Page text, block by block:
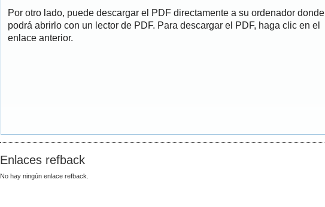
Por otro lado, puede descargar el PDF directamente a su ordenador donde
podrá abrirlo con un lector de PDF. Para descargar el PDF, haga clic en el
enlace anterior.
Enlaces refback
No hay ningún enlace refback.